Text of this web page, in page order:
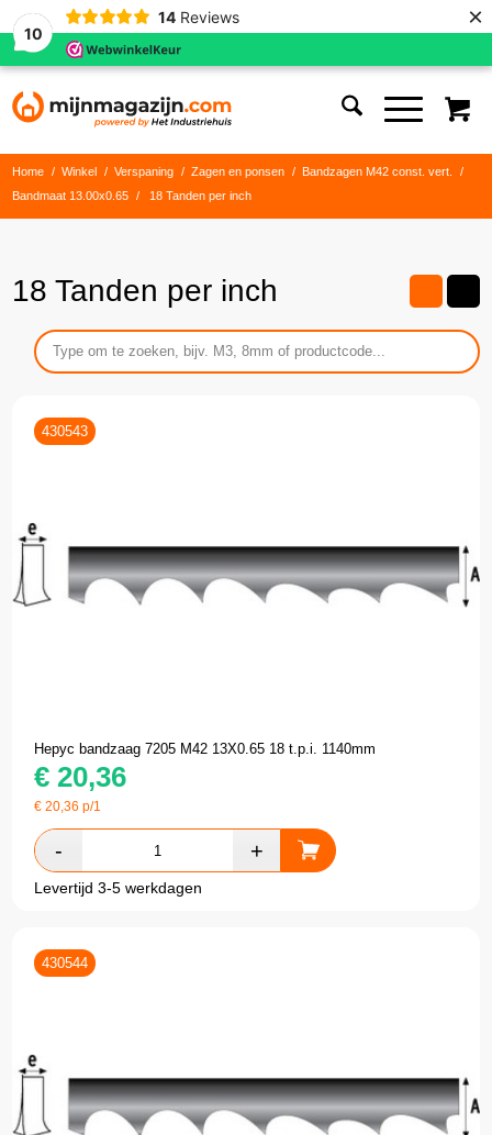
10
14 Reviews ×
Home / Winkel / Verspaning / Zagen en ponsen / Bandzagen M42 const. vert.
/
Bandmaat 13.00x0.65
/ 18 Tanden per inch
18 Tanden per inch
430543
Hepyc bandzaag 7205 M42 13X0.65 18 t.p.i. 1140mm
€ 20,36
€20,36 p/1
Levertijd 3-5 werkdagen
430544